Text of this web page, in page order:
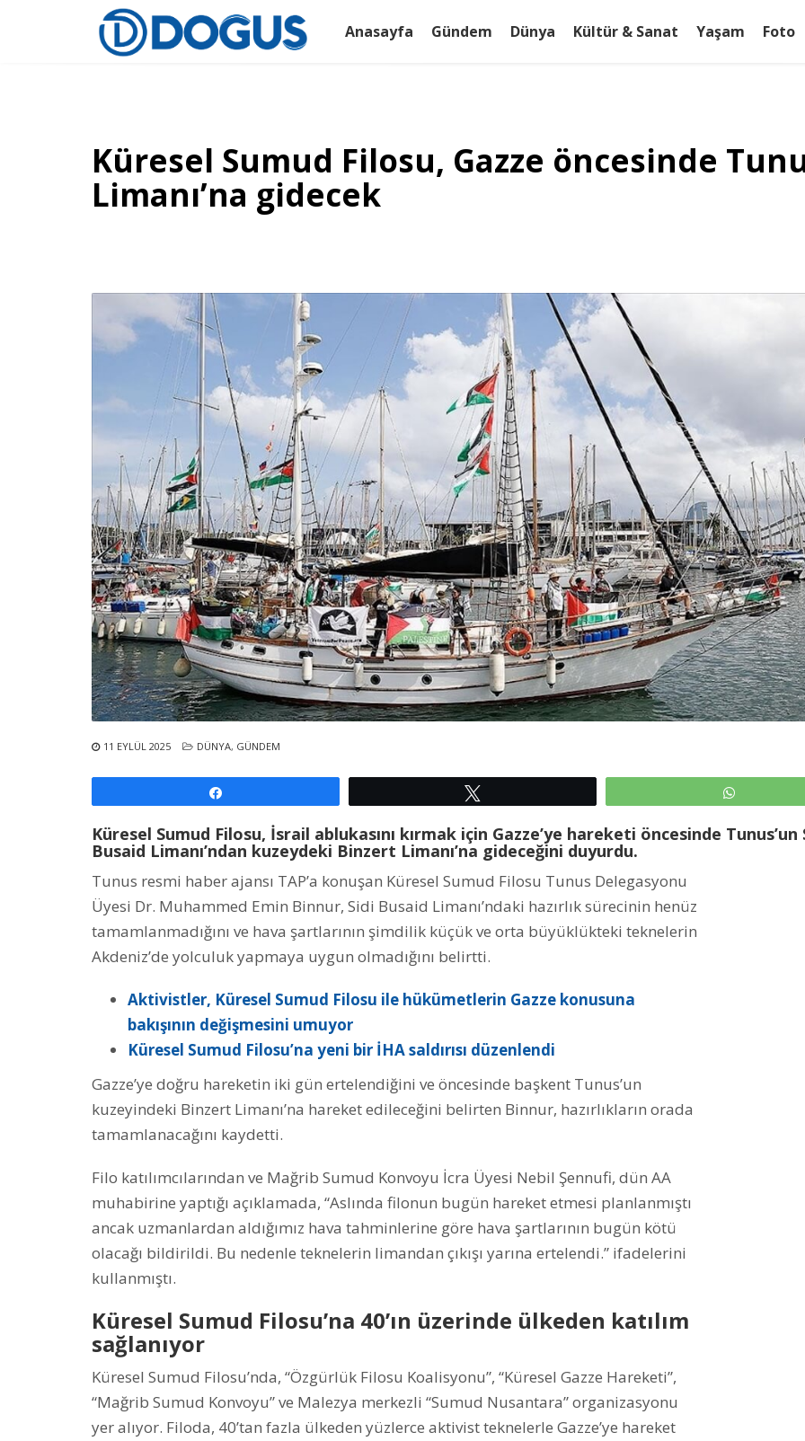
Anasayfa Gündem Dünya Kültür & Sanat Yaşam Foto
Küresel Sumud Filosu, Gazze öncesinde
Limanı’na gidecek
11 EYLÜL 2025 DÜNYA, GÜNDEM
Küresel Sumud Filosu, İsrail ablukasını kırmak için Gazze’ye hareketi öncesinde Tunus’un
Busaid Limanı’ndan kuzeydeki Binzert Limanı’na gideceğini duyurdu.
Tunus resmi haber ajansı TAP’a konuşan Küresel Sumud Filosu Tunus Delegasyonu
Üyesi Dr. Muhammed Emin Binnur, Sidi Busaid Limanı’ndaki hazırlık sürecinin henüz
tamamlanmadığını ve hava şartlarının şimdilik küçük ve orta büyüklükteki teknelerin
Akdeniz’de yolculuk yapmaya uygun olmadığını belirtti.
Aktivistler, Küresel Sumud Filosu ile hükümetlerin Gazze konusuna
bakışının değişmesini umuyor
Küresel Sumud Filosu’na yeni bir İHA saldırısı düzenlendi
Gazze’ye doğru hareketin iki gün ertelendiğini ve öncesinde başkent Tunus’un
kuzeyindeki Binzert Limanı’na hareket edileceğini belirten Binnur, hazırlıkların orada
tamamlanacağını kaydetti.
Filo katılımcılarından ve Mağrib Sumud Konvoyu İcra Üyesi Nebil Şennufi, dün AA
muhabirine yaptığı açıklamada, “Aslında filonun bugün hareket etmesi planlanmıştı
ancak uzmanlardan aldığımız hava tahminlerine göre hava şartlarının bugün kötü
olacağı bildirildi. Bu nedenle teknelerin limandan çıkışı yarına ertelendi.” ifadelerini
kullanmıştı.
Küresel Sumud Filosu’na 40’ın üzerinde ülkeden katılım
sağlanıyor
Küresel Sumud Filosu’nda, “Özgürlük Filosu Koalisyonu”, “Küresel Gazze Hareketi”,
“Mağrib Sumud Konvoyu” ve Malezya merkezli “Sumud Nusantara” organizasyonu
yer alıyor. Filoda, 40’tan fazla ülkeden yüzlerce aktivist teknelerle Gazze’ye hareket